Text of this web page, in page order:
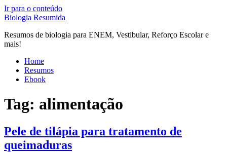
Ir para o conteúdo
Biologia Resumida
Resumos de biologia para ENEM, Vestibular, Reforço Escolar e
mais!
Home
Resumos
Ebook
Tag: alimentação
Pele de tilápia para tratamento de
queimaduras